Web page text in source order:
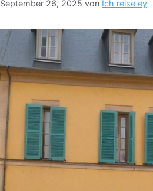
September 26, 2025 von Ich reise ey